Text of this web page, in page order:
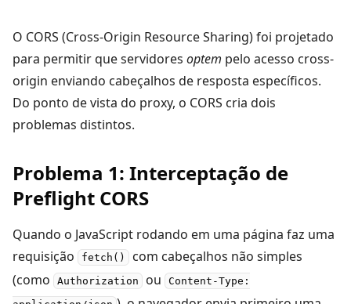
O CORS (Cross-Origin Resource Sharing) foi projetado
para permitir que servidores optem pelo acesso cross-
origin enviando cabeçalhos de resposta específicos.
Do ponto de vista do proxy, o CORS cria dois
problemas distintos.
Problema 1: Interceptação de
Preflight CORS
Quando o JavaScript rodando em uma página faz uma
requisição
fetch()
com cabeçalhos não simples
(como
Authorization ou
Content-Type: